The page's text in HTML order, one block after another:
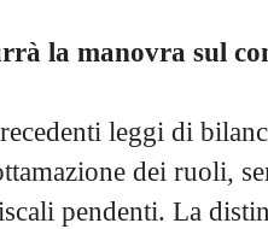
la manovra sul
leggi di
dei ruoli,
pendenti. La